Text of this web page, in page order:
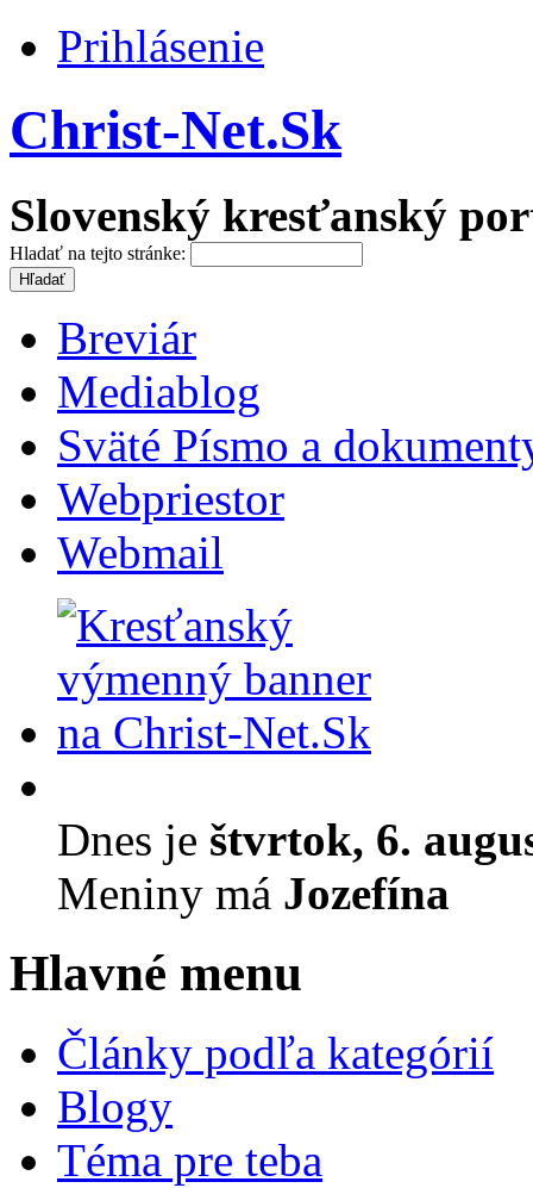
Prihlásenie
Christ-Net.Sk
Slovenský kresťanský
Hladať na tejto stránke:
Breviár
Mediablog
Sväté Písmo a
Webpriestor
Webmail
Dnes je štvrtok, 6.
Meniny má Jozefína
Hlavné menu
Články podľa kategórií
Blogy
Téma pre teba